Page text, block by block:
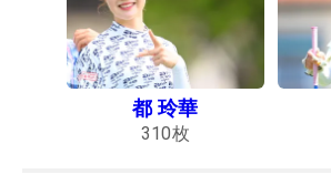
都 玲華
310枚